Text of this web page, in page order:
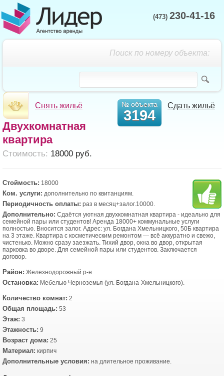
(473) 230-41-16
Поиск по номеру объекта:
Снять жильё Сдать жильё
№ объекта
3194
Двухкомнатная
квартира
Cтоимость: 18000 руб.
Стоймость: 18000
Ком. услуги: дополнительно по квитанциям.
Периодичность оплаты: раз в месяц+залог.10000.
Дополнительно: Сдаётся уютная двухкомнатная квартира - идеально для
семейной пары или студентов! Аренда 18000+ коммунальные услуги
полностью. Вносится залог. Адрес: ул. Богдана Хмельницкого, 50Б квартира
на 3 этаже. Квартира с косметическим ремонтом — всё аккуратно и свежо,
чистенько. Можно сразу заезжать. Тихий двор, окна во двор, открытая
парковка во дворе. Для семейной пары или студентов. Заключается
договор.
Район: Железнодорожный р-н
Остановка: Мебелью Черноземья (ул. Богдана-Хмельницкого).
Количество комнат: 2
Общая площадь: 53
Этаж: 3
Этажность: 9
Возраст дома: 25
Материал: кирпич
Дополнительные условия: на длительное проживание.